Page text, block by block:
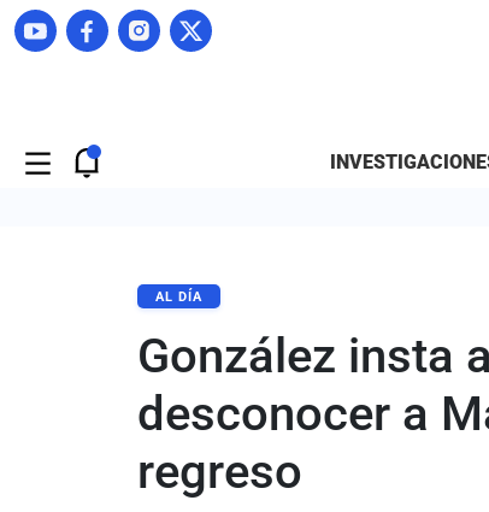
AL DÍA
González insta
desconocer a
regreso